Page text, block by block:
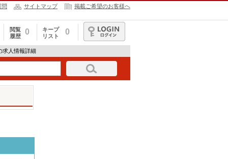
問 サイトマップ 掲載ご希望のお客様へ
閲覧
履歴
0
キープ
リスト
0
ログイン
求人情報詳細